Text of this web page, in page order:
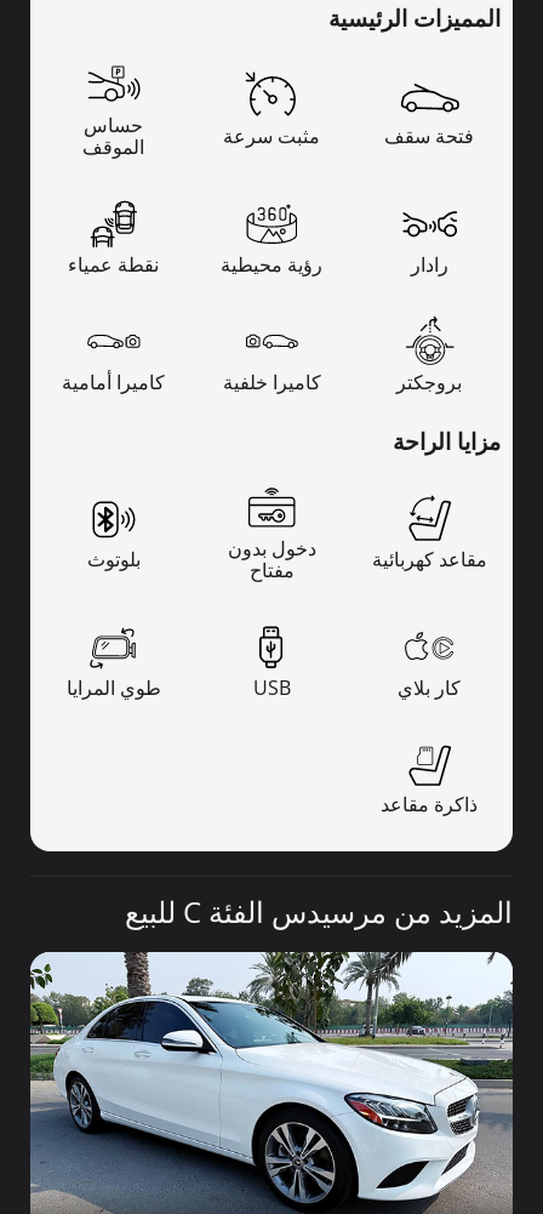
المميزات الرئيسية
فتحة سقف مثبت سرعة
حساس
الموقف
رادار رؤية محيطية نقطة عمياء
بروجكتر كاميرا خلفية كاميرا أمامية
مزايا الراحة
مقاعد كهربائية
دخول بدون
مفتاح
بلوتوث
كار بلاي USB طوي المرايا
ذاكرة مقاعد
المزيد من مرسيدس الفئة C للبيع